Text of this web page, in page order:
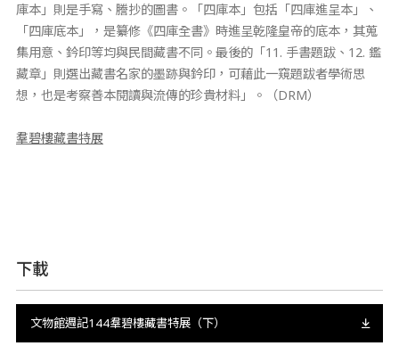
庫本」則是手寫、謄抄的圖書。「四庫本」包括「四庫進呈本」、
「四庫底本」，是纂修《四庫全書》時進呈乾隆皇帝的底本，其蒐
集用意、鈐印等均與民間藏書不同。最後的「11. 手書題跋、12. 鑑
藏章」則選出藏書名家的墨跡與鈐印，可藉此一窺題跋者學術思
想，也是考察善本閱讀與流傳的珍貴材料」。（DRM）
羣碧樓藏書特展
下載
文物館週記144羣碧樓藏書特展（下）